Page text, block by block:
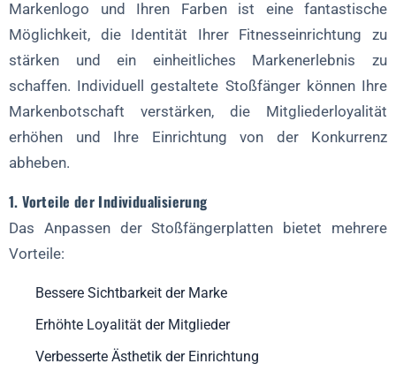
Markenlogo und Ihren Farben ist eine fantastische
Möglichkeit, die Identität Ihrer Fitnesseinrichtung zu
stärken und ein einheitliches Markenerlebnis zu
schaffen. Individuell gestaltete Stoßfänger können Ihre
Markenbotschaft verstärken, die Mitgliederloyalität
erhöhen und Ihre Einrichtung von der Konkurrenz
abheben.
1. Vorteile der Individualisierung
Das Anpassen der Stoßfängerplatten bietet mehrere
Vorteile:
Bessere Sichtbarkeit der Marke
Erhöhte Loyalität der Mitglieder
Verbesserte Ästhetik der Einrichtung